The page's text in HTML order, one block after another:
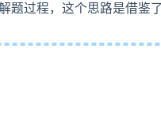
题过程，这个思路是借鉴